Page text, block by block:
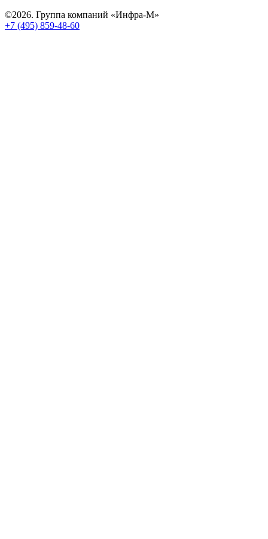
©2026. Группа компаний «Инфра-М»
+7 (495) 859-48-60